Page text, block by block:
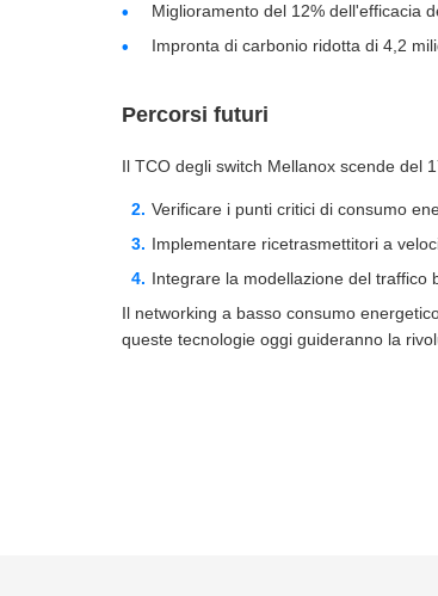
Miglioramento del 12% dell'efficacia
Impronta di carbonio ridotta di 4,2
Percorsi futuri
Il TCO degli switch Mellanox scende del
Verificare i punti critici di consumo
Implementare ricetrasmettitori a
Integrare la modellazione del traffico
Il networking a basso consumo
queste tecnologie oggi guideranno la